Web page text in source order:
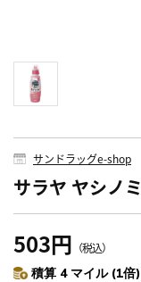
サンドラッグe-shop
サラヤ ヤシノ
503円 （税込）
積算 4 マイル (1倍)